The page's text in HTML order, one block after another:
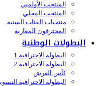
المنتخب الأولمبي
المنتخب المحلي
منتخبات الفئات السنية
المحترفون المغاربة
البطولات الوطنية
البطولة الاحترافية 1
البطولة الاحترافية 2
كأس العرش
البطولة الاحترافية النسوية